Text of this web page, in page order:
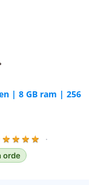
| 8 GB ram | 256
★ ★ ★ ★
·
orde